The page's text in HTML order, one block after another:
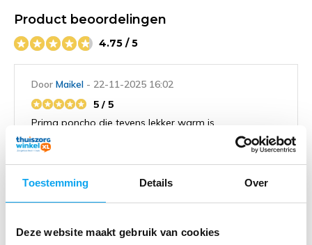
Toestemming Details Over
Deze website maakt gebruik van cookies
Product beoordelingen
4.75 / 5
Door Maikel - 22-11-2025 16:02
5 / 5
Prima poncho die tevens lekker warm is
DoorJos Gores- 15-10-2025 16:54
Zeer mooie poncho, lekker gevoerd, mijn vriendin is er